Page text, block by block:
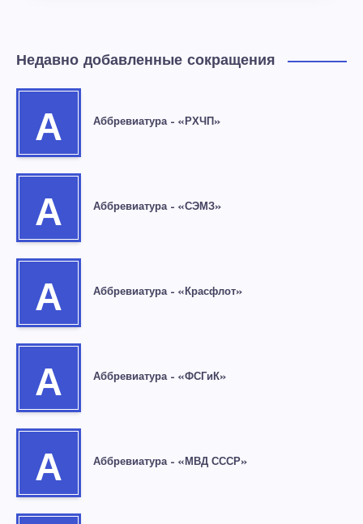
Недавно добавленные сокращения
А Аббревиатура – «РХЧП»
А Аббревиатура – «СЭМЗ»
А Аббревиатура – «Красфлот»
А Аббревиатура – «ФСГиК»
А Аббревиатура – «МВД СССР»